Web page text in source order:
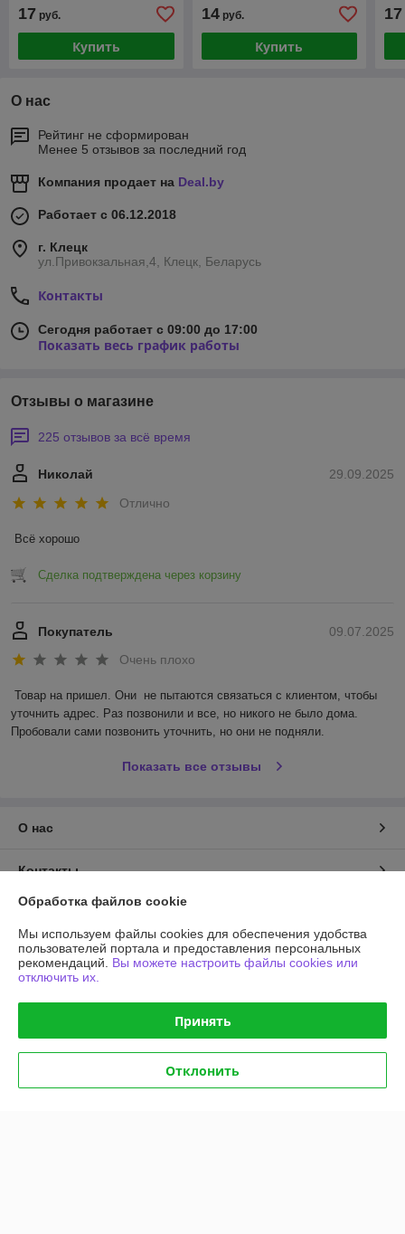
17 руб.
Купить
14руб.
Купить
17
О нас
Рейтинг не сформирован
Менее 5 отзывов за последний год
Компания продает на Deal.by
Работает с 06.12.2018
г. Клецк
ул.Привокзальная,4, Клецк, Беларусь
Контакты
Сегодня работает с 09:00 до 17:00
Показать весь график работы
Отзывы о магазине
225 отзывов за всё время
29.09.2025
Николай
Отлично
Всё хорошо
Сделка подтверждена через корзину
09.07.2025
Покупатель
Очень плохо
Товар на пришел. Они  не пытаются связаться с клиентом, чтобы
уточнить адрес. Раз позвонили и все, но никого не было дома.
Пробовали сами позвонить уточнить, но они не подняли.
Показать все отзывы
О нас
Контакты
Доставка и оплата
График работы
Политика обработки cookies
Обработка файлов cookie
Мы используем файлы cookies для обеспечения удобства
пользователей портала и предоставления персональных
рекомендаций. Вы можете настроить файлы cookies или
отключить их.
Принять
Отклонить